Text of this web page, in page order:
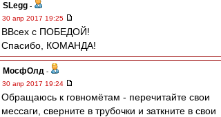
SLegg -
30 апр 2017 19:25
ВВсех с ПОБЕДОЙ!
Спасибо, КОМАНДА!
МосфОлд -
30 апр 2017 19:24
Обращаюсь к говномётам - перечитайте свои
мессаги, сверните в трубочки и заткните в свои